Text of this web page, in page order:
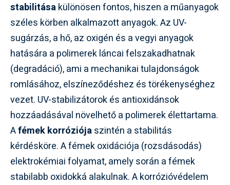
stabilitásakülönösen fontos, hiszen a műanyagok
széles körben alkalmazott anyagok. Az UV-
sugárzás, a hő, az oxigén és a vegyi anyagok
hatására a polimerek láncai felszakadhatnak
(degradáció), ami a mechanikai tulajdonságok
romlásához, elszíneződéshez és törékenységhez
vezet. UV-stabilizátorok és antioxidánsok
hozzáadásával növelhető a polimerek élettartama.
Afémek korróziójaszintén a stabilitás
kérdésköre. A fémek oxidációja (rozsdásodás)
elektrokémiai folyamat, amely során a fémek
stabilabb oxidokká alakulnak. A korrózióvédelem